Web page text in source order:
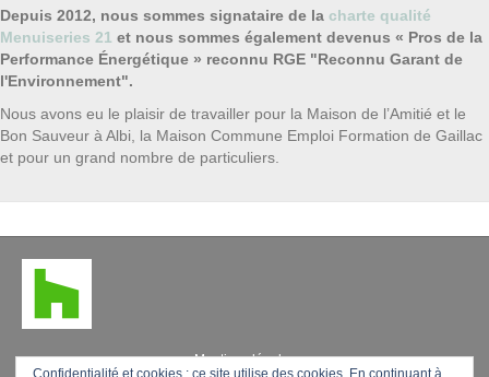
Depuis 2012, nous sommes signataire de la charte qualité
Menuiseries 21 et nous sommes également devenus « Pros de la
Performance Énergétique » reconnu RGE "Reconnu Garant de
l'Environnement".
Nous avons eu le plaisir de travailler pour la Maison de l’Amitié et le
Bon Sauveur à Albi, la Maison Commune Emploi Formation de Gaillac
et pour un grand nombre de particuliers.
Mentions légales
Confidentialité et cookies : ce site utilise des cookies. En continuant à